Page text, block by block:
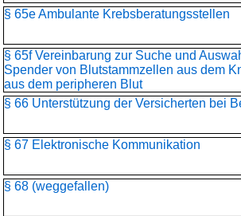
§ 65e Ambulante Krebsberatungsstellen
§ 65f Vereinbarung zur Suche und
Spender von Blutstammzellen aus dem
aus dem peripheren Blut
§ 66 Unterstützung der Versicherten bei
§ 67 Elektronische Kommunikation
§ 68 (weggefallen)